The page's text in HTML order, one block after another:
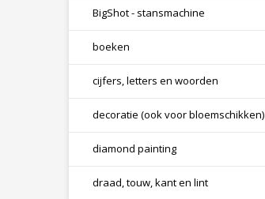
BigShot - stansmachine
boeken
cijfers, letters en woorden
decoratie (ook voor bloemschikken)
diamond painting
draad, touw, kant en lint